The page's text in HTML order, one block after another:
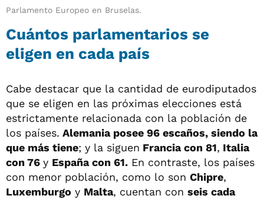
Parlamento Europeo en Bruselas.
Cuántos parlamentarios se
eligen en cada país
Cabe destacar que la cantidad de eurodiputados
que se eligen en las próximas elecciones está
estrictamente relacionada con la población de
los países. Alemania posee 96 escaños, siendo la
que más tiene; y la siguen Francia con 81, Italia
con 76 y España con 61. En contraste, los países
con menor población, como lo son Chipre,
Luxemburgo y Malta, cuentan con seis cada